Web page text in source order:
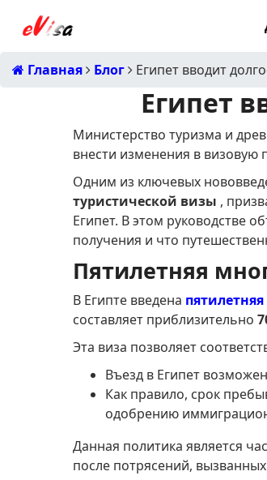
Главная Блог Египет вводит
Египет
Министерство туризма и
внести изменения в визовую
Одним из ключевых
туристической визы ,
Египет. В этом руководстве
получения и что
Пятилетняя
В Египте введена
составляет приблизительно
Эта виза позволяет
Въезд в Египет
Как правило, срок
одобрению
Данная политика является
после потрясений,